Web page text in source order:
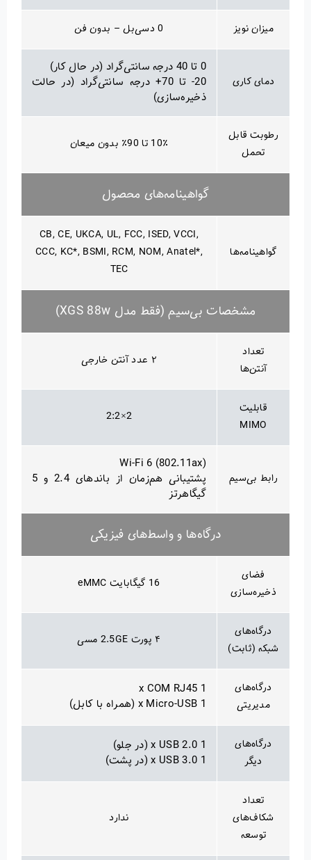
میزان نویز 0 دسی‌بل – بدون فن
دمای کاری
0 تا 40 درجه سانتی‌گراد (در حال کار)
20- تا 70+ درجه سانتی‌گراد (در حالت
ذخیره‌سازی)
رطوبت قابل
تحمل
10٪ تا 90٪ بدون میعان
گواهینامه‌های محصول
گواهینامه‌ها
CB, CE, UKCA, UL, FCC, ISED, VCCI,
CCC, KC*, BSMI, RCM, NOM, Anatel*,
TEC
مشخصات بی‌سیم (فقط مدل XGS 88w)
تعداد
آنتن‌ها
۲ عدد آنتن خارجی
قابلیت
MIMO
2×2:2
رابط بی‌سیم
Wi-Fi 6 (802.11ax)
پشتیبانی هم‌زمان از باندهای 2.4 و 5
گیگاهرتز
درگاه‌ها و واسط‌های فیزیکی
فضای
ذخیره‌سازی
16 گیگابایت eMMC
درگاه‌های
شبکه (ثابت)
۴ پورت 2.5GE مسی
درگاه‌های
مدیریتی
1 x COM RJ45
1 x Micro-USB (همراه با کابل)
درگاه‌های
دیگر
1 x USB 2.0 (در جلو)
1 x USB 3.0 (در پشت)
تعداد
شکاف‌های
توسعه
ندارد